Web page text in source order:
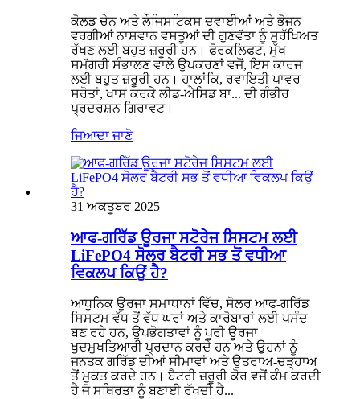
ਕੋਲਡ ਚੇਨ ਅਤੇ ਲੌਜਿਸਟਿਕਸ ਦਵਾਈਆਂ ਅਤੇ ਭੋਜਨ
ਵਰਗੀਆਂ ਨਾਸ਼ਵਾਨ ਵਸਤੂਆਂ ਦੀ ਗੁਣਵੱਤਾ ਨੂੰ ਸੁਰੱਖਿਅਤ
ਰੱਖਣ ਲਈ ਬਹੁਤ ਜ਼ਰੂਰੀ ਹਨ। ਫੋਰਕਲਿਫਟ, ਮੁੱਖ
ਸਮੱਗਰੀ ਸੰਭਾਲਣ ਵਾਲੇ ਉਪਕਰਣਾਂ ਵਜੋਂ, ਇਸ ਕਾਰਜ
ਲਈ ਬਹੁਤ ਜ਼ਰੂਰੀ ਹਨ। ਹਾਲਾਂਕਿ, ਰਵਾਇਤੀ ਪਾਵਰ
ਸਰੋਤਾਂ, ਖਾਸ ਕਰਕੇ ਲੀਡ-ਐਸਿਡ ਬਾ... ਦੀ ਗੰਭੀਰ
ਪ੍ਰਦਰਸ਼ਨ ਗਿਰਾਵਟ।
ਜਿਆਦਾ ਜਾਣੋ
31 ਅਕਤੂਬਰ 2025
ਆਫ-ਗਰਿੱਡ ਊਰਜਾ ਸਟੋਰੇਜ ਸਿਸਟਮ ਲਈ
LiFePO4 ਸੋਲਰ ਬੈਟਰੀ ਸਭ ਤੋਂ ਵਧੀਆ
ਵਿਕਲਪ ਕਿਉਂ ਹੈ?
ਆਧੁਨਿਕ ਊਰਜਾ ਸਮਾਧਾਨਾਂ ਵਿੱਚ, ਸੋਲਰ ਆਫ-ਗਰਿੱਡ
ਸਿਸਟਮ ਵੱਧ ਤੋਂ ਵੱਧ ਘਰਾਂ ਅਤੇ ਕਾਰੋਬਾਰਾਂ ਲਈ ਪਸੰਦ
ਬਣ ਰਹੇ ਹਨ, ਉਪਭੋਗਤਾਵਾਂ ਨੂੰ ਪੂਰੀ ਊਰਜਾ
ਖੁਦਮੁਖਤਿਆਰੀ ਪ੍ਰਦਾਨ ਕਰਦੇ ਹਨ ਅਤੇ ਉਹਨਾਂ ਨੂੰ
ਜਨਤਕ ਗਰਿੱਡ ਦੀਆਂ ਸੀਮਾਵਾਂ ਅਤੇ ਉਤਰਾਅ-ਚੜ੍ਹਾਅ
ਤੋਂ ਮੁਕਤ ਕਰਦੇ ਹਨ। ਬੈਟਰੀ ਜ਼ਰੂਰੀ ਕੋਰ ਵਜੋਂ ਕੰਮ ਕਰਦੀ
ਹੈ ਜੋ ਸਥਿਰਤਾ ਨੂੰ ਬਣਾਈ ਰੱਖਦੀ ਹੈ...